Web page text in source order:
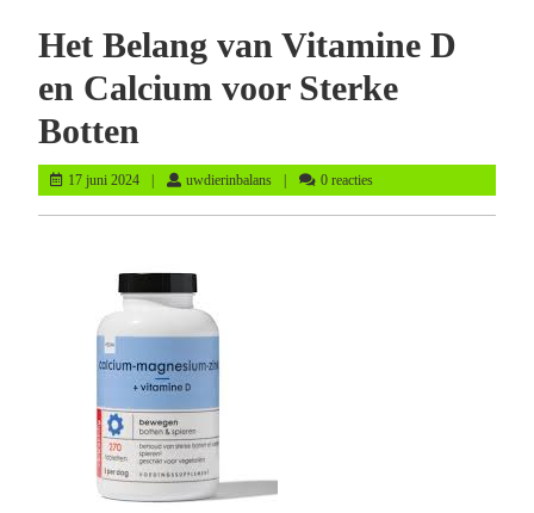
Het Belang van Vitamine D
en Calcium voor Sterke
Botten
17 juni 202417
juni
uwdierinbalansuwdierinbalans
0 reacties